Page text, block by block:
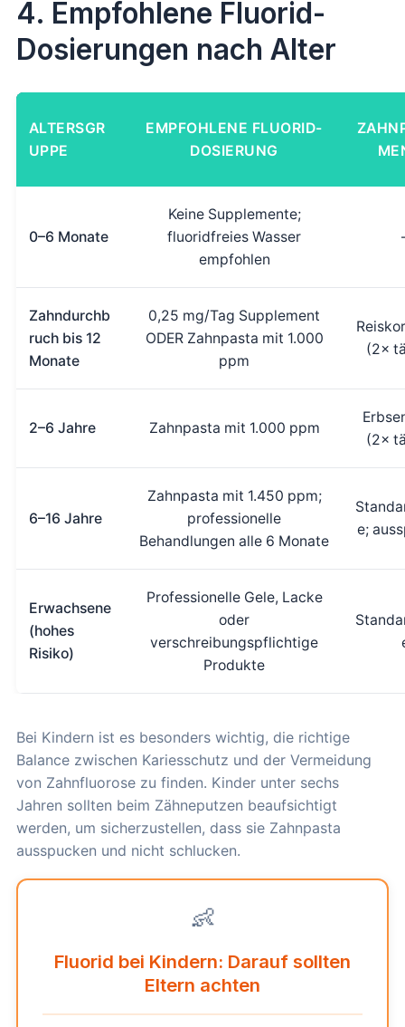
4. Empfohlene Fluorid-
Dosierungen nach Alter
ALTERSGR
UPPE
EMPFOHLENE FLUORID-
DOSIERUNG
0–6 Monate
Keine Supplemente;
fluoridfreies Wasser
empfohlen
Zahndurchb
ruch bis 12
Monate
0,25 mg/Tag Supplement
ODER Zahnpasta mit 1.000
ppm
(2×
2–6 Jahre Zahnpasta mit 1.000 ppm
(2×
6–16 Jahre
Zahnpasta mit 1.450 ppm;
professionelle
Behandlungen alle 6 Monate
e;
Erwachsene
(hohes
Risiko)
Professionelle Gele, Lacke
oder
verschreibungspflichtige
Produkte
Bei Kindern ist es besonders wichtig, die richtige
Balance zwischen Kariesschutz und der Vermeidung
von Zahnfluorose zu finden. Kinder unter sechs
Jahren sollten beim Zähneputzen beaufsichtigt
werden, um sicherzustellen, dass sie Zahnpasta
ausspucken und nicht schlucken.
👶
Fluorid bei Kindern: Darauf sollten
Eltern achten